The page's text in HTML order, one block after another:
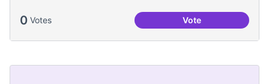
0 Votes VoteEscletxa digital i